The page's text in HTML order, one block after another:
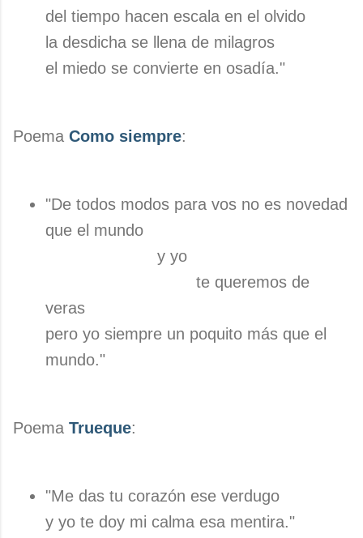
del tiempo hacen escala en el olvido
la desdicha se llena de milagros
el miedo se convierte en osadía."
Poema Como siempre:
"De todos modos para vos no es novedad
que el mundo
y yo
te queremos de
veras
pero yo siempre un poquito más que el
mundo."
Poema Trueque:
"Me das tu corazón ese verdugo
y yo te doy mi calma esa mentira."